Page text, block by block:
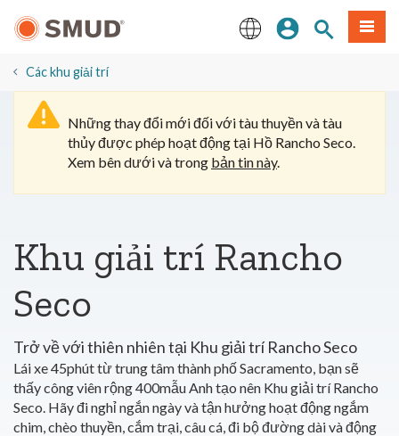
đến
dung
chính
Đăng nhập
Tìm trangThực
​Các khu giải trí
Những thay đổi mới đối với tàu thuyền và tàu
thủy được phép hoạt động tại Hồ Rancho Seco.
Xem bên dưới và trong bản tin này.
Khu giải trí Rancho
Seco
Trở về với thiên nhiên tại Khu giải trí Rancho Seco
Lái xe 45phút từ trung tâm thành phố Sacramento, bạn sẽ
thấy công viên rộng 400mẫu Anh tạo nên Khu giải trí Rancho
Seco. Hãy đi nghỉ ngắn ngày và tận hưởng hoạt động ngắm
chim, chèo thuyền, cắm trại, câu cá, đi bộ đường dài và động